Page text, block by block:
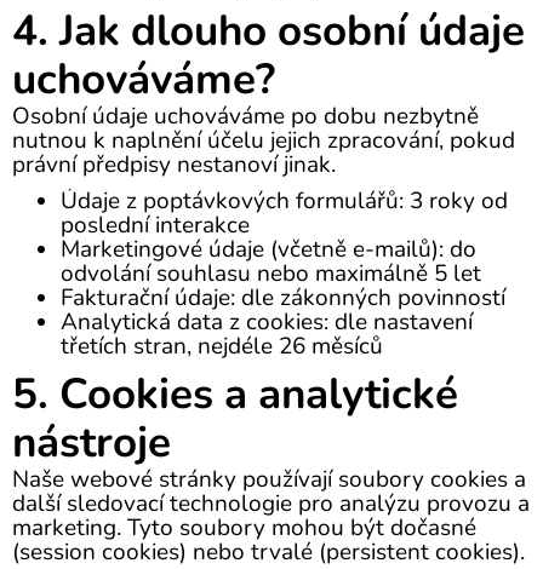
4. Jak dlouho osobní údaje
uchováváme?
Osobní údaje uchováváme po dobu nezbytně
nutnou k naplnění účelu jejich zpracování, pokud
právní předpisy nestanoví jinak.
Údaje z poptávkových formulářů: 3 roky od
poslední interakce
Marketingové údaje (včetně e-mailů): do
odvolání souhlasu nebo maximálně 5 let
Fakturační údaje: dle zákonných povinností
Analytická data z cookies: dle nastavení
třetích stran, nejdéle 26 měsíců
5. Cookies a analytické
nástroje
Naše webové stránky používají soubory cookies a
další sledovací technologie pro analýzu provozu a
marketing. Tyto soubory mohou být dočasné
(session cookies) nebo trvalé (persistent cookies).